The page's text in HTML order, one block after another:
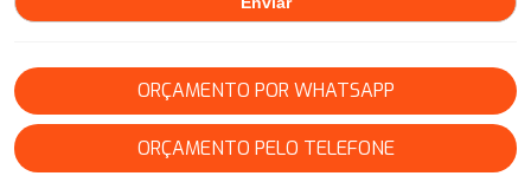
ORÇAMENTO POR WHATSAPP
ORÇAMENTO PELO TELEFONE